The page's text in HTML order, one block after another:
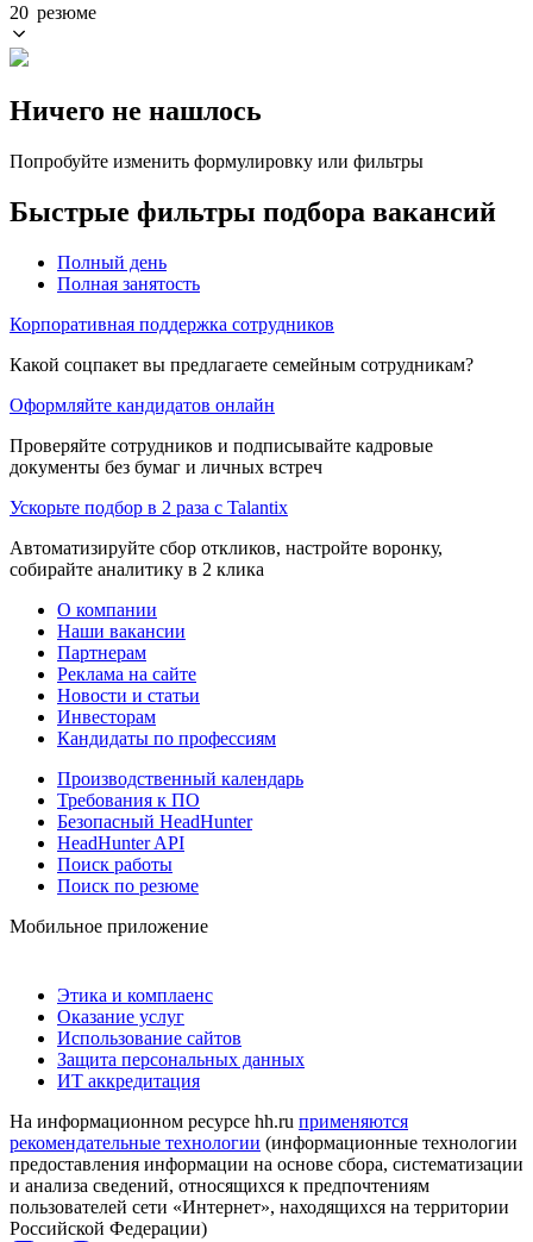
20 резюме
Ничего не нашлось
Попробуйте изменить формулировку или фильтры
Быстрые фильтры подбора вакансий
Полный день
Полная занятость
Корпоративная поддержка сотрудников
Какой соцпакет вы предлагаете семейным сотрудникам?
Оформляйте кандидатов онлайн
Проверяйте сотрудников и подписывайте кадровые
документы без бумаг и личных встреч
Ускорьте подбор в 2 раза с Talantix
Автоматизируйте сбор откликов, настройте воронку,
собирайте аналитику в 2 клика
О компании
Наши вакансии
Партнерам
Реклама на сайте
Новости и статьи
Инвесторам
Кандидаты по профессиям
Производственный календарь
Требования к ПО
Безопасный HeadHunter
HeadHunter API
Поиск работы
Поиск по резюме
Мобильное приложение
Этика и комплаенс
Оказание услуг
Использование сайтов
Защита персональных данных
ИТ аккредитация
На информационном ресурсе hh.ru применяются
рекомендательные технологии (информационные технологии
предоставления информации на основе сбора, систематизации
и анализа сведений, относящихся к предпочтениям
пользователей сети «Интернет», находящихся на территории
Российской Федерации)